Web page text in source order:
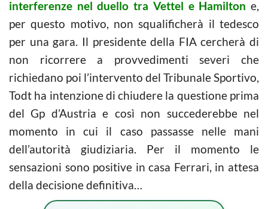
interferenze nel duello tra Vettel e Hamilton e,
per questo motivo, non squalificherà il tedesco
per una gara. Il presidente della FIA cercherà di
non ricorrere a provvedimenti severi che
richiedano poi l’intervento del Tribunale Sportivo,
Todt ha intenzione di chiudere la questione prima
del Gp d’Austria e così non succederebbe nel
momento in cui il caso passasse nelle mani
dell’autorità giudiziaria. Per il momento le
sensazioni sono positive in casa Ferrari, in attesa
della decisione definitiva…